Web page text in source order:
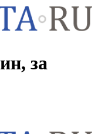
за